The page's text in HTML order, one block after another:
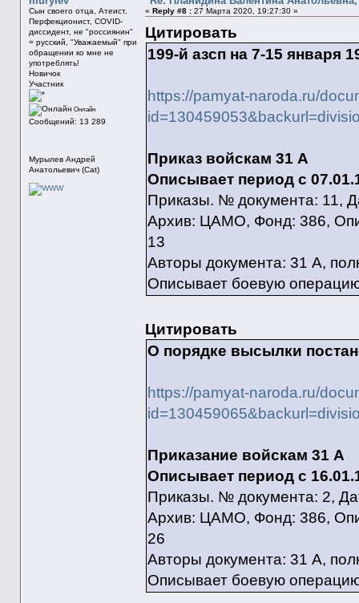
Сын своего отца, Атеист,
Перфекционист, COVID-
диссидент, не "россиянин"
= русский, "Уважаемый" при
обращении ко мне не
употреблять!
Новичок
Участник
Онлайн
Сообщений: 13 289
Мурылев Андрей
Анатольевич (Cat)
« Reply #8 :27 Марта 2020, 19:27:30 »
Цитировать
199-й азсп на 7-15 января
https://pamyat-naroda.ru/
Приказ войскам 31 А
Описывает период с
Приказы. № документа: 11,
Архив: ЦАМО, Фонд: 386,
13
Авторы документа: 31 А,
Описывает боевую
Цитировать
О порядке высылки
https://pamyat-naroda.ru/
Приказание войскам 31 А
Описывает период с
Приказы. № документа: 2,
Архив: ЦАМО, Фонд: 386,
26
Авторы документа: 31 А,
Описывает боевую